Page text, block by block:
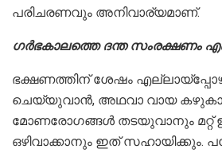
പരിചരണവും അനിവാര്യമാണ്.
ഗര്‍ഭകാലത്തെ ദന്ത സംരക്ഷണം
ഭക്ഷണത്തിന് ശേഷം
ചെയ്യുവാന്‍, അഥവാ വായ
മോണരോഗങ്ങള്‍ തടയുവാനും
ഒഴിവാക്കാനും ഇത് സഹായിക്കും.